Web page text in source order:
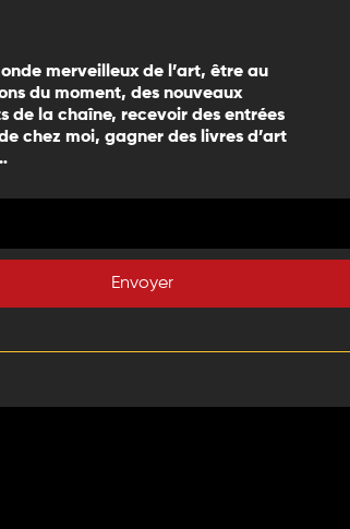
merveilleux de l’art, être au
du moment, des nouveaux
de la chaîne, recevoir des entrées
chez moi, gagner des livres d’art
Envoyer